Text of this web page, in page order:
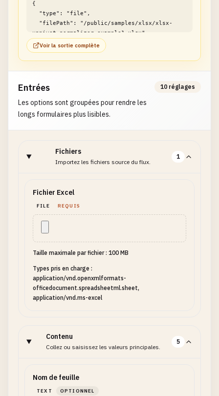
{
unpivot-normalizer-example1.xlsx"
}
Voir la sortie complète
Entrées
Les options sont groupées pour rendre les
longs formulaires plus lisibles.
10 réglages
Fichiers
Importez les fichiers source du flux.
1
Fichier Excel
FILE REQUIS
Taille maximale par fichier : 100 MB
Types pris en charge :
application/vnd.openxmlformats-
officedocument.spreadsheetml.sheet,
application/vnd.ms-excel
Contenu
Collez ou saisissez les valeurs principales.
5
Nom de feuille
TEXT OPTIONNEL